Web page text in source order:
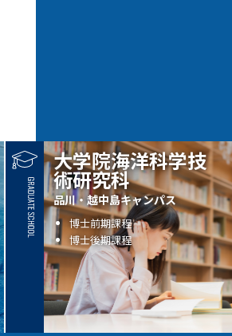
大学院海洋科学技
術研究科
品川・越中島キャンパス
博士前期課程
博士後期課程